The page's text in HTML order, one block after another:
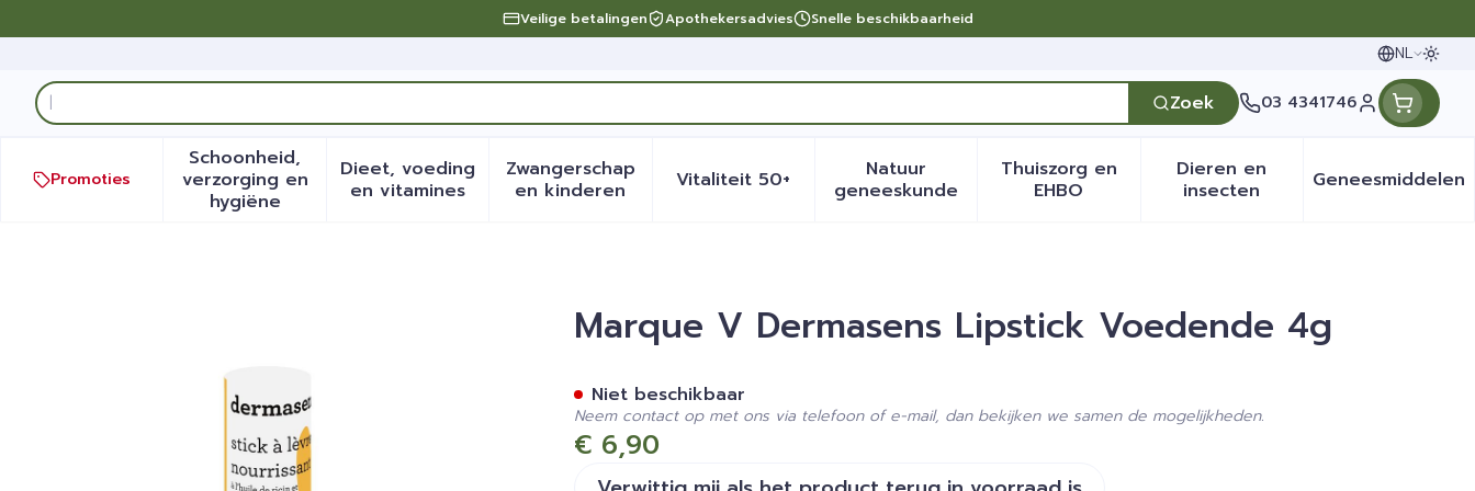
Veilige betalingen Apothekersadvies Snelle beschikbaarheid
NL
Talen
Product, merk, categorie...
Zoek 03 4341746
Klant menu
Promoties
Schoonheid,
verzorging en
hygiëneToon submenu voor Schoonheid, verzorging en hygiëne categorie
Dieet, voeding
en vitamines
Toon submenu voor Dieet, voeding en vitamines categorie
Zwangerschap
en kinderenToon submenu voor Zwangerschap en kinderen categorie
Vitaliteit 50+Toon submenu voor Vitaliteit 50+ categorie
Natuur
geneeskundeToon submenu voor Natuur geneeskunde categorie
Thuiszorg en
EHBOToon submenu voor Thuiszorg en EHBO
Dieren en
insectenToon submenu voor
Geneesmiddelen
Toon
Marque V Dermasens Lipstick Voedende 4gMarque V Dermasens Lipstick Voedende 4g
€ 6,90
Niet beschikbaar
Neem contact op met ons via telefoon of e-mail, dan bekijken we samen de mogelijkheden.